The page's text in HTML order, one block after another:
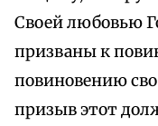
Своей любовью
призваны к
повиновению
призыв этот